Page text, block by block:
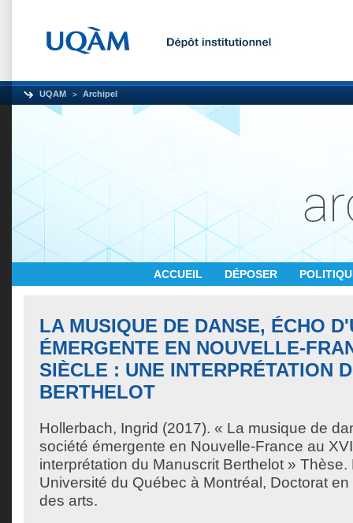
UQAM Archipel
ACCUEIL DÉPOSER
LA MUSIQUE DE DANSE, ÉCHO
ÉMERGENTE EN NOUVELLE-
SIÈCLE : UNE INTERPRÉTATION
BERTHELOT
Hollerbach, Ingrid (2017). « La musique de
société émergente en Nouvelle-France au
interprétation du Manuscrit Berthelot »
Université du Québec à Montréal, Doctorat
des arts.